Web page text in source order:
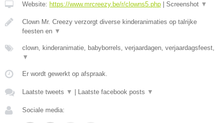
Website: https://www.mrcreezy.be/r/clowns5.php Screenshot ▼
Clown Mr. Creezy verzorgt diverse kinderanimaties op talrijke
feesten en ▼
clown, kinderanimatie, babyborrels, verjaardagen, verjaardagsfeest,
▼
Er wordt gewerkt op afspraak.
Laatste tweets ▼ Laatste facebook posts ▼
Sociale media: